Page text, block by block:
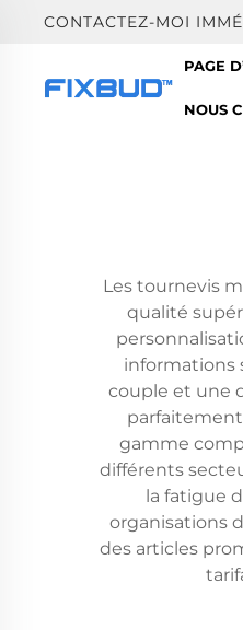
CONTACTEZ-MOI
PAGE
NOUS
Les tournevis
qualité
informations
couple et une
gamme
différents
la fatigue
organisations
des articles